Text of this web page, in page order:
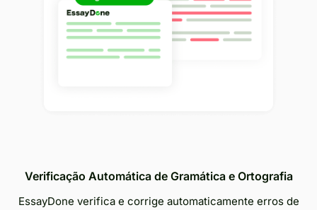
Verificação Automática de Gramática e Ortografia
EssayDone verifica e corrige automaticamente erros de